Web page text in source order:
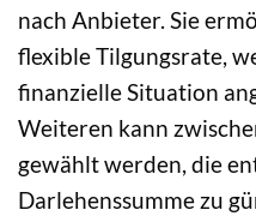
nach Anbieter. Sie
flexible Tilgungsrate,
finanzielle Situation
Weiteren kann
gewählt werden, die
Darlehenssumme zu